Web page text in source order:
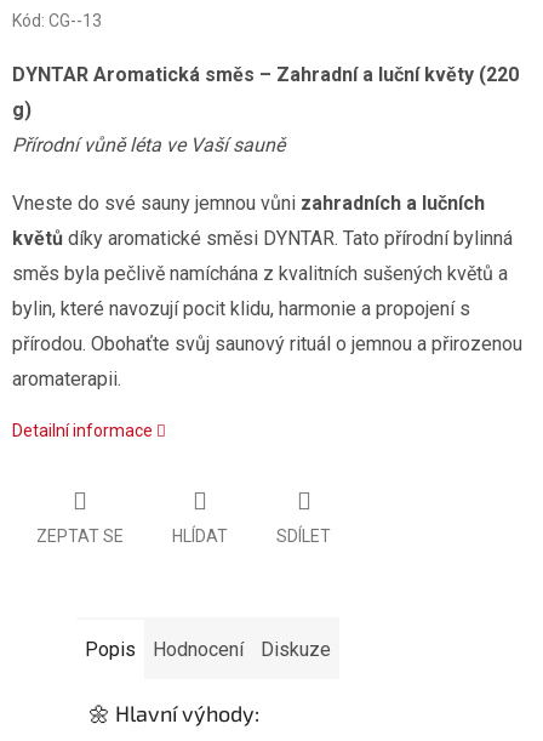
Kód: CG--13
DYNTAR Aromatická směs – Zahradní a luční květy (220
g)
Přírodní vůně léta ve Vaší sauně
Vneste do své sauny jemnou vůni zahradních a lučních
květů díky aromatické směsi DYNTAR. Tato přírodní bylinná
směs byla pečlivě namíchána z kvalitních sušených květů a
bylin, které navozují pocit klidu, harmonie a propojení s
přírodou. Obohaťte svůj saunový rituál o jemnou a přirozenou
aromaterapii.
Detailní informace
ZEPTAT SE HLÍDAT SDÍLET
Popis Hodnocení Diskuze
🌼 Hlavní výhody: